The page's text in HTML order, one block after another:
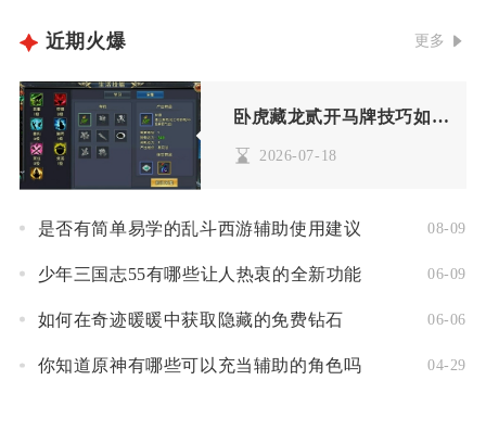
近期火爆 更多
卧虎藏龙贰开马牌技巧如何应对不同类型的对手
2026-07-18
是否有简单易学的乱斗西游辅助使用建议 08-09
少年三国志55有哪些让人热衷的全新功能 06-09
如何在奇迹暖暖中获取隐藏的免费钻石 06-06
你知道原神有哪些可以充当辅助的角色吗 04-29